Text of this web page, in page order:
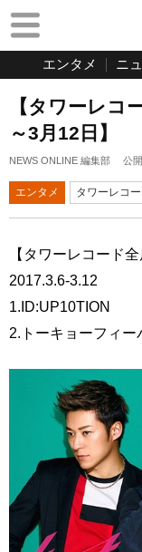
エンタメ ニ
【タワーレコ
～3月12日】
NEWS ONLINE 編集部 公開
エンタメ タワーレコ
【タワーレコード
2017.3.6-3.12
1.ID:UP10TION
2.トーキョーフィー